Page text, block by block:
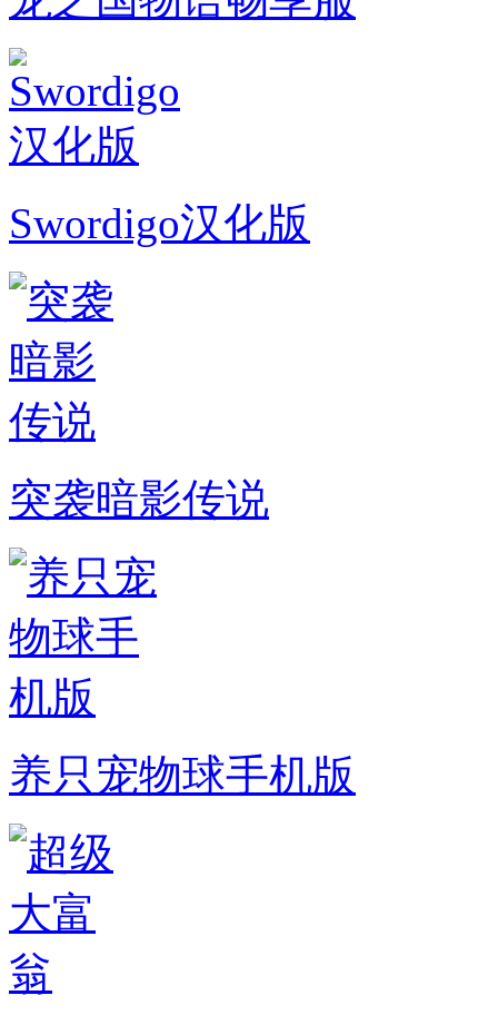
Swordigo汉化版
突袭暗影传说
养只宠物球手机版